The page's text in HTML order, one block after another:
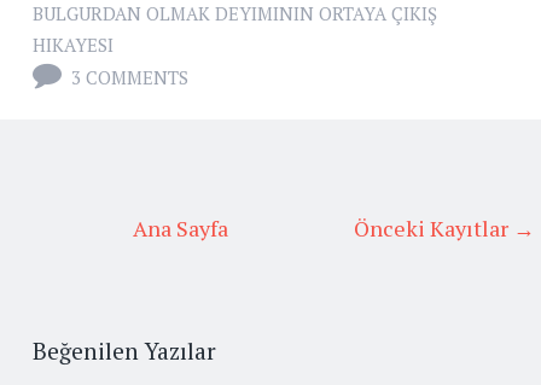
BULGURDAN OLMAK DEYIMININ ORTAYA ÇIKIŞ
HIKAYESI
3 COMMENTS
Önceki Kayıtlar →
Ana Sayfa
Beğenilen Yazılar